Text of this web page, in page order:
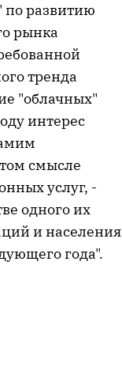
по развитию
рынка
тренда
"облачных"
интерес
смысле
услуг, -
одного их
и населения
года".